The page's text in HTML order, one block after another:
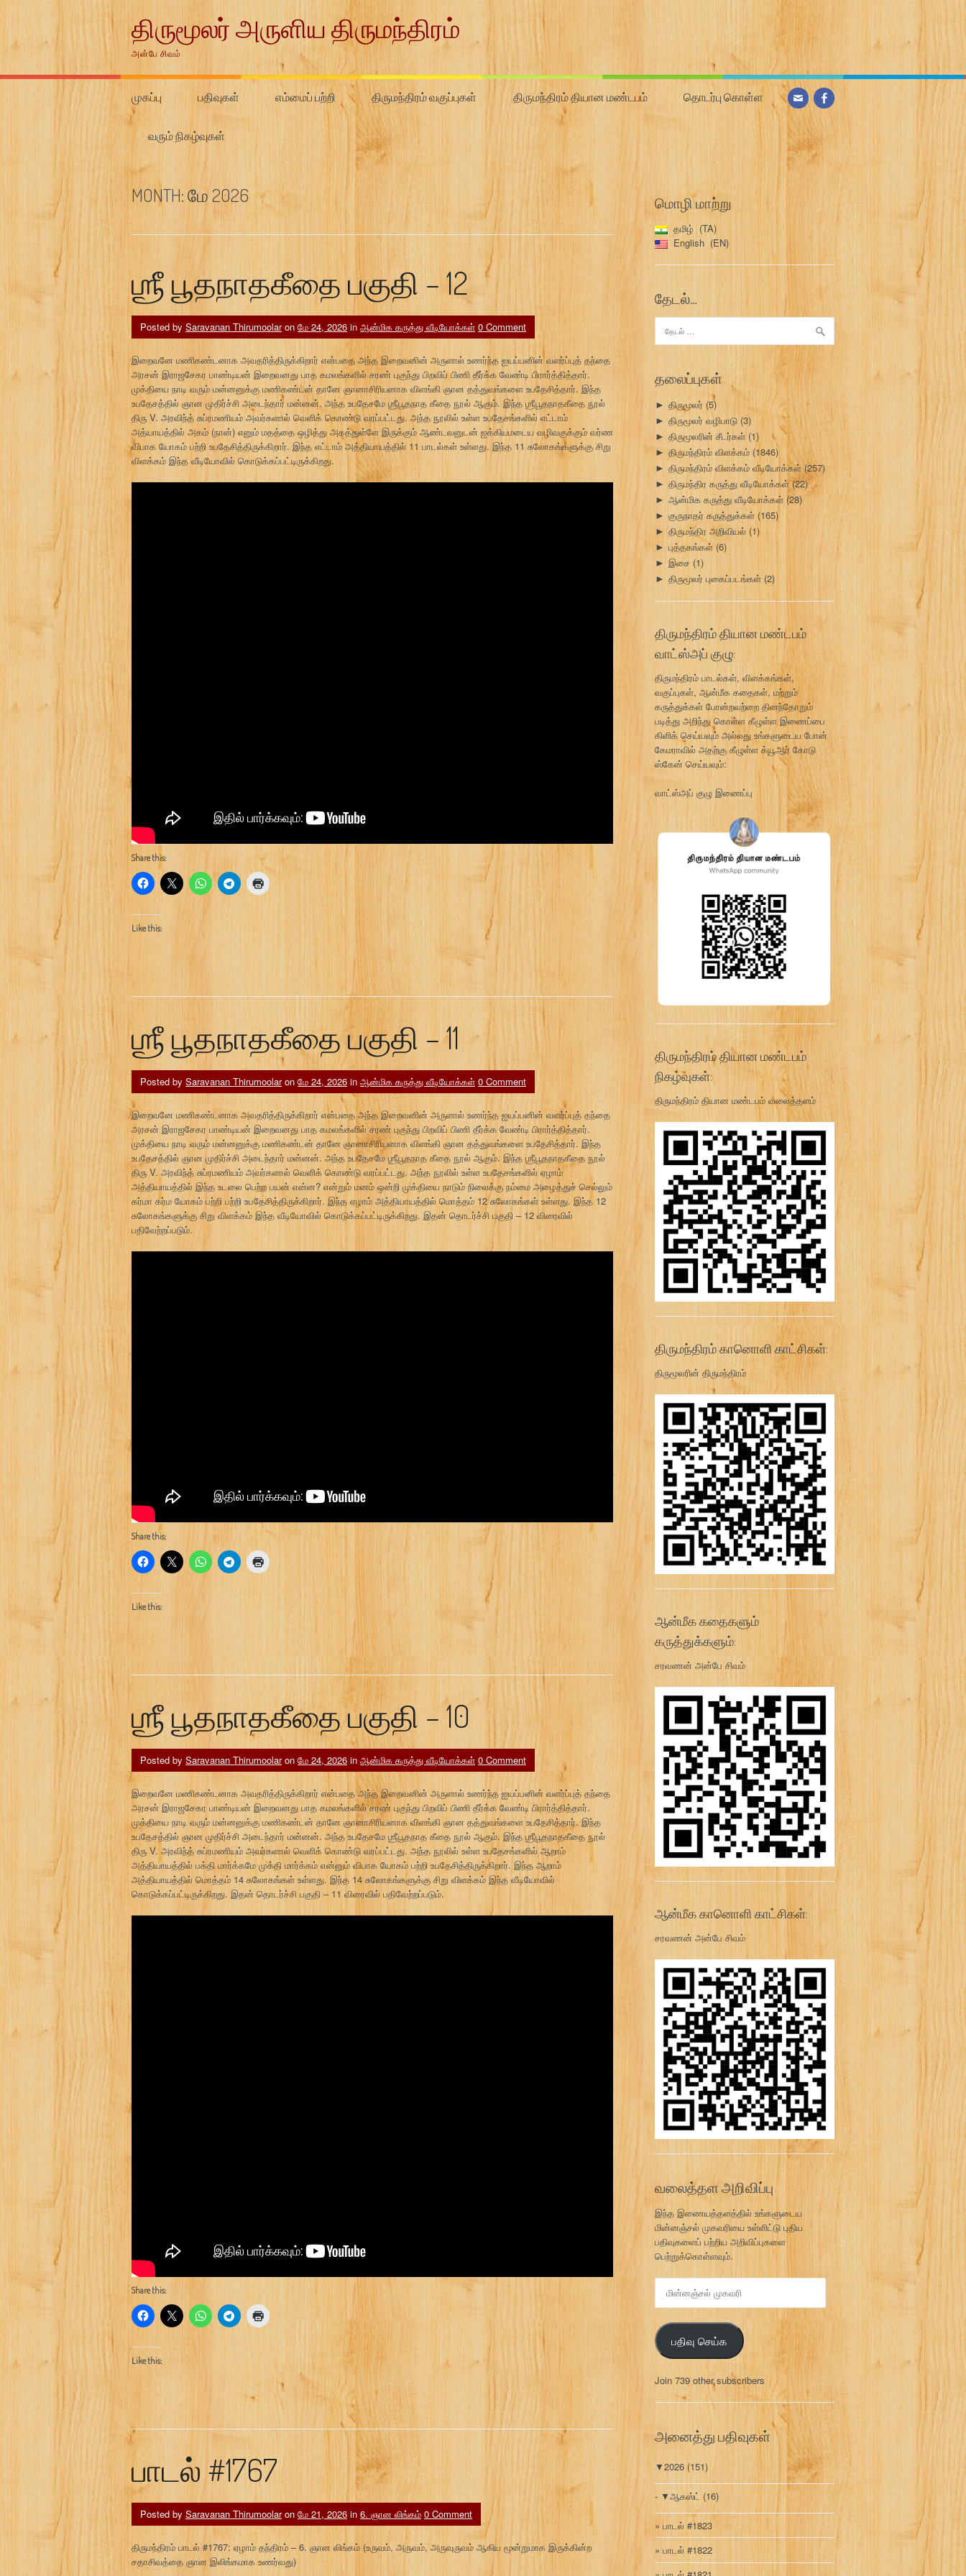
திருமூலர் அருளிய திருமந்திரம்
அன்பே சிவம்
முகப்பு பதிவுகள் எம்மைப் பற்றி திருமந்திரம் வகுப்புகள் திருமந்திரம் தியான மண்டபம் தொடர்பு கொள்ள
வரும் நிகழ்வுகள்
MONTH:மே 2026
ஶ்ரீ பூதநாதகீதை பகுதி – 12
Posted by Saravanan Thirumoolaron மே 24, 2026 in ஆன்மிக கருத்து வீடியோக்கள் 0 Comment
இறைவனே மணிகண்டனாக அவதரித்திருக்கிறார் என்பதை அந்த இறைவனின் அருளால் உணர்ந்த ஐயப்பனின் வளர்ப்புத் தந்தை
அரசன் இராஜசேகர பாண்டியன் இறைவனது பாத கமலங்களில் சரண் புகுந்து பிறவிப் பிணி தீர்க்க வேண்டி பிரார்த்தித்தார்.
முக்தியை நாடி வரும் மன்னனுக்கு மணிகண்டன் தானே ஞானாசிரியனாக விளங்கி ஞான தத்துவங்களை உபதேசித்தார். இந்த
உபதேசத்தில் ஞான முதிர்ச்சி அடைந்தார் மன்னன். அந்த உபதேசமே ஶ்ரீபூதநாத கீதை நூல் ஆகும். இந்த ஶ்ரீபூதநாதகீதை நூல்
திரு V. அரவிந்த் சுப்ரமணியம் அவர்களால் வெளிக் கொண்டு வரப்பட்டது. அந்த நூலில் உள்ள உபதேசங்களில் எட்டாம்
அத்யாயத்தில் அகம் (நான்) எனும் மதத்தை ஒழித்து அகத்துள்ளே இருக்கும் ஆண்டவனுடன் ஐக்கியமடைய வழிவகுக்கும் வர்ண
விபாக யோகம் பற்றி உபதேசித்திருக்கிறார். இந்த எட்டாம் அத்தியாயத்தில் 11 பாடல்கள் உள்ளது. இந்த 11 சுலோகங்களுக்கு சிறு
விளக்கம் இந்த வீடியோவில் கொடுக்கப்பட்டிருக்கிறது.
Share this:
Like this:
ஶ்ரீ பூதநாதகீதை பகுதி – 11
Posted by Saravanan Thirumoolaron மே 24, 2026 in ஆன்மிக கருத்து வீடியோக்கள் 0 Comment
இறைவனே மணிகண்டனாக அவதரித்திருக்கிறார் என்பதை அந்த இறைவனின் அருளால் உணர்ந்த ஐயப்பனின் வளர்ப்புத் தந்தை
அரசன் இராஜசேகர பாண்டியன் இறைவனது பாத கமலங்களில் சரண் புகுந்து பிறவிப் பிணி தீர்க்க வேண்டி பிரார்த்தித்தார்.
முக்தியை நாடி வரும் மன்னனுக்கு மணிகண்டன் தானே ஞானாசிரியனாக விளங்கி ஞான தத்துவங்களை உபதேசித்தார். இந்த
உபதேசத்தில் ஞான முதிர்ச்சி அடைந்தார் மன்னன். அந்த உபதேசமே ஶ்ரீபூதநாத கீதை நூல் ஆகும். இந்த ஶ்ரீபூதநாதகீதை நூல்
திரு V. அரவிந்த் சுப்ரமணியம் அவர்களால் வெளிக் கொண்டு வரப்பட்டது. அந்த நூலில் உள்ள உபதேசங்களில் ஏழாம்
அத்தியாயத்தில் இந்த உடலை பெற்ற பயன் என்ன? என்றும் மனம் ஒன்றி முக்தியை நாடும் நிலைக்கு நம்மை அழைத்துச் செல்லும்
கர்மா கர்ம யோகம் பற்றி பற்றி உபதேசித்திருக்கிறார். இந்த ஏழாம் அத்தியாயத்தில் மொத்தம் 12 சுலோகங்கள் உள்ளது. இந்த 12
சுலோகங்களுக்கு சிறு விளக்கம் இந்த வீடியோவில் கொடுக்கப்பட்டிருக்கிறது. இதன் தொடர்ச்சி பகுதி – 12 விரைவில்
பதிவேற்றப்படும்.
Share this:
Like this:
ஶ்ரீ பூதநாதகீதை பகுதி – 10
Posted by Saravanan Thirumoolaron மே 24, 2026 in ஆன்மிக கருத்து வீடியோக்கள் 0 Comment
இறைவனே மணிகண்டனாக அவதரித்திருக்கிறார் என்பதை அந்த இறைவனின் அருளால் உணர்ந்த ஐயப்பனின் வளர்ப்புத் தந்தை
அரசன் இராஜசேகர பாண்டியன் இறைவனது பாத கமலங்களில் சரண் புகுந்து பிறவிப் பிணி தீர்க்க வேண்டி பிரார்த்தித்தார்.
முக்தியை நாடி வரும் மன்னனுக்கு மணிகண்டன் தானே ஞானாசிரியனாக விளங்கி ஞான தத்துவங்களை உபதேசித்தார். இந்த
உபதேசத்தில் ஞான முதிர்ச்சி அடைந்தார் மன்னன். அந்த உபதேசமே ஶ்ரீபூதநாத கீதை நூல் ஆகும். இந்த ஶ்ரீபூதநாதகீதை நூல்
திரு V. அரவிந்த் சுப்ரமணியம் அவர்களால் வெளிக் கொண்டு வரப்பட்டது. அந்த நூலில் உள்ள உபதேசங்களில் ஆறாம்
அத்தியாயத்தில் பக்தி மார்க்கமே முக்தி மார்க்கம் என்னும் விபாக யோகம் பற்றி உபதேசித்திருக்கிறார். இந்த ஆறாம்
அத்தியாயத்தில் மொத்தம் 14 சுலோகங்கள் உள்ளது. இந்த 14 சுலோகங்களுக்கு சிறு விளக்கம் இந்த வீடியோவில்
கொடுக்கப்பட்டிருக்கிறது. இதன் தொடர்ச்சி பகுதி – 11 விரைவில் பதிவேற்றப்படும்.
Share this:
Like this:
பாடல் #1767
Posted by Saravanan Thirumoolaron மே 21, 2026 in 6. ஞான லிங்கம் 0 Comment
திருமந்திரம் பாடல் #1767: ஏழாம் தந்திரம் – 6. ஞான லிங்கம் (உருவம், அருவம், அருவுருவம் ஆகிய மூன்றுமாக இருக்கின்ற
சதாசிவத்தை ஞான இலிங்கமாக உணர்வது)
மொழி மாற்று
தமிழ்
TA
English
EN
தேடல்…
தேடு:
தலைப்புகள்
► திருமூலர் (5)
► திருமூலர் வழிபாடு (3)
► திருமூலரின் சீடர்கள் (1)
► திருமந்திரம் விளக்கம் (1846)
► திருமந்திரம் விளக்கம் வீடியோக்கள்(257)
► திருமந்திர கருத்து வீடியோக்கள்(22)
► ஆன்மிக கருத்து வீடியோக்கள் (28)
► குருநாதர் கருத்துக்கள் (165)
► திருமந்திர அறிவியல் (1)
► புத்தகங்கள் (6)
► இசை (1)
► திருமூலர் புகைப்படங்கள் (2)
திருமந்திரம் தியான மண்டபம்
வாட்ஸ்அப் குழு:
திருமந்திரம் பாடல்கள், விளக்கங்கள்,
வகுப்புகள், ஆன்மீக கதைகள், மற்றும்
கருத்துக்கள் போன்றவற்றை தினந்தோறும்
படித்து அறிந்து கொள்ள கீழுள்ள இணைப்பை
கிளிக் செய்யவும் அல்லது உங்களுடைய போன்
கேமராவில் அதற்கு கீழுள்ள க்யூஆர் கோடு
ஸ்கேன் செய்யவும்:
வாட்ஸ்அப் குழு இணைப்பு
திருமந்திரம் தியான மண்டபம்
நிகழ்வுகள்:
திருமந்திரம் தியான மண்டபம் வலைத்தளம்
திருமந்திரம் கானொளி காட்சிகள்:
திருமூலரின் திருமந்திரம்
ஆன்மீக கதைகளும்
கருத்துக்களும்:
சரவணன் அன்பே சிவம்
ஆன்மீக கானொளி காட்சிகள்:
சரவணன் அன்பே சிவம்
வலைத்தள அறிவிப்பு
இந்த இணையத்தளத்தில் உங்களுடைய
மின்னஞ்சல் முகவரியை உள்ளிட்டு புதிய
பதிவுகளைப் பற்றிய அறிவிப்புகளை
பெற்றுக்கொள்ளவும்.
ஞ்
ச
ல்
க
வ
பதிவு செய்க
Join 739 other subscribers
அனைத்து பதிவுகள்
▼2026 (151)
▼ஆகஸ்ட் (16)
பாடல் #1823
பாடல் #1822